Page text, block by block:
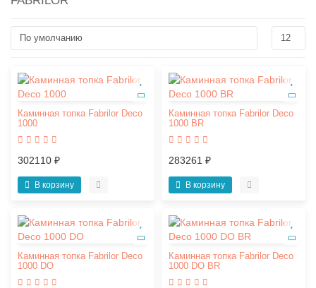
Каминная топка Fabrilor Deco
1000
302110 ₽
В корзину
Каминная топка Fabrilor Deco
1000 BR
283261 ₽
В корзину
Каминная топка Fabrilor Deco
1000 DO
Каминная топка Fabrilor Deco
1000 DO BR